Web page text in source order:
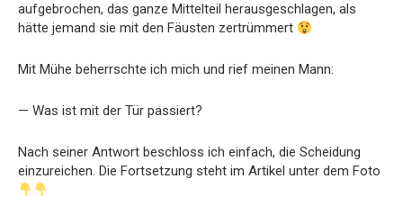
aufgebrochen, das ganze Mittelteil herausgeschlagen, als
hätte jemand sie mit den Fäusten zertrümmert
Mit Mühe beherrschte ich mich und rief meinen Mann:
— Was ist mit der Tür passiert?
Nach seiner Antwort beschloss ich einfach, die Scheidung
einzureichen. Die Fortsetzung steht im Artikel unter dem Foto